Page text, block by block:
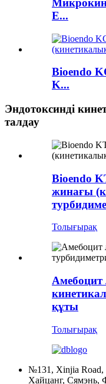
E...
Bioendo
K...
Эндотоксинді
талдау
Bioendo
жинағы
Толығырақ
құты
Толығырақ
№131, Xinjia Road,
Хайцанг, Сямэнь,